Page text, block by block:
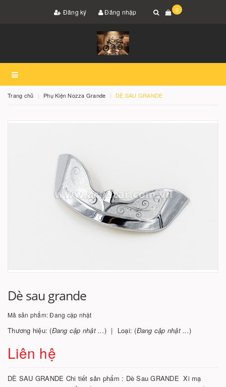
Đăng ký Đăng nhập 0
Trang chủ Phụ Kiện Nozza Grande DÈ SAU GRANDE
Dè sau grande
Mã sản phẩm:Đang cập nhật
Thương hiệu: (Đang cập nhật ...) Loại: (Đang cập nhật ...)
Liên hệ
DÈ SAU GRANDE Chi tiết sản phẩm : Dè Sau GRANDE Xi mạ